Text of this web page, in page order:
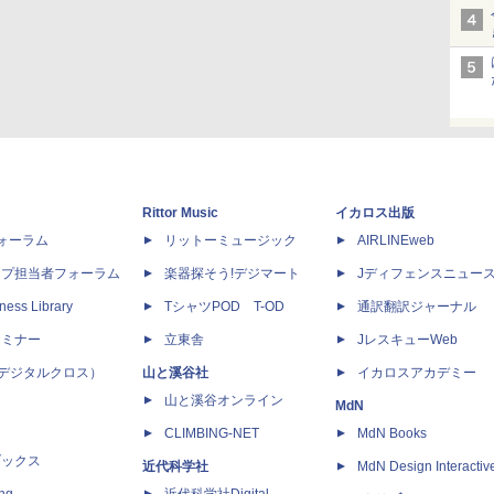
ーラム
担当者フォーラム
Library
ナー
ジタルクロス）
クス
Rittor Music
リットーミュージック
楽器探そう!デジマート
TシャツPOD T-OD
立東舎
山と溪谷社
山と溪谷オンライン
CLIMBING-NET
近代科学社
イカロス出版
AIRLINEweb
Jディフェンスニュー
通訳翻訳ジャーナル
JレスキューWeb
イカロスアカデミー
MdN
MdN Books
MdN Design